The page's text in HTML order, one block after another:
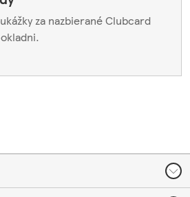
za nazbierané Clubcard